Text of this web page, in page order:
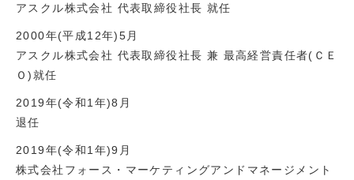
アスクル株式会社 代表取締役社長 就任
2000年(平成12年)5月
アスクル株式会社 代表取締役社長 兼 最高経営責任者(ＣＥ
Ｏ)就任
2019年(令和1年)8月
退任
2019年(令和1年)9月
株式会社フォース・マーケティングアンドマネージメント